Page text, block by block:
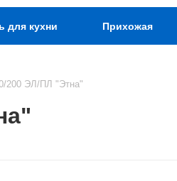
для кухни Прихожая
200 ЭЛ/ПЛ "Этна"